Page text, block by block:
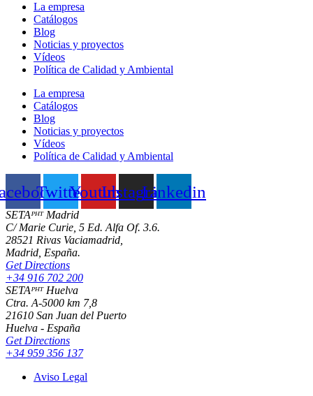
La empresa
Catálogos
Blog
Noticias y proyectos
Vídeos
Política de Calidad y Ambiental
La empresa
Catálogos
Blog
Noticias y proyectos
Vídeos
Política de Calidad y Ambiental
TwitterYoutubeInstagramLinkedin
SETAᴾᴴᵀ Madrid
C/ Marie Curie, 5 Ed. Alfa Of. 3.6.
28521 Rivas Vaciamadrid,
Madrid, España.
Get Directions
+34 916 702 200
SETAᴾᴴᵀ Huelva
Ctra. A-5000 km 7,8
21610 San Juan del Puerto
Huelva - España
Get Directions
+34 959 356 137
Aviso Legal